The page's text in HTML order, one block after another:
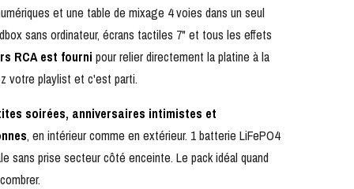
et une table de mixage 4 voies dans un seul
sans ordinateur, écrans tactiles 7" et tous les effets
RCA est fourni pour relier directement la platine à la
votre playlist et c'est parti.
soirées, anniversaires intimistes et
, en intérieur comme en extérieur. 1 batterie LiFePO4
sans prise secteur côté enceinte. Le pack idéal quand